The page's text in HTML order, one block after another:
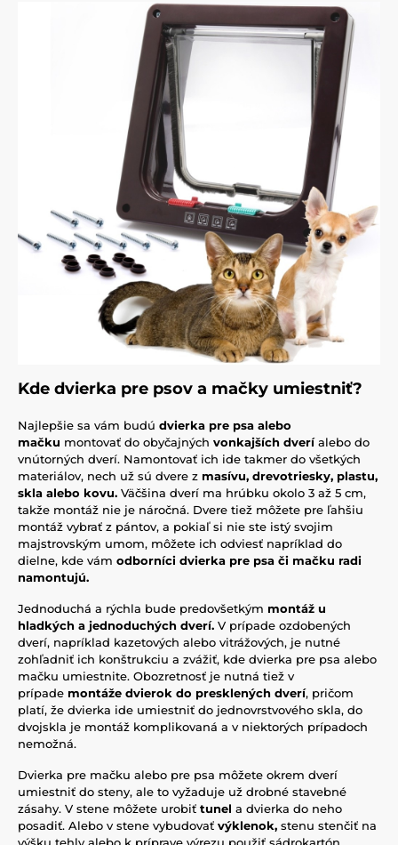
Kde dvierka pre psov a mačky umiestniť?
Najlepšie sa vám budú dvierka pre psa alebo
mačku montovať do obyčajných vonkajších dveríalebo do
vnútorných dverí. Namontovať ich ide takmer do všetkých
materiálov, nech už sú dvere z masívu, drevotriesky, plastu,
skla alebo kovu. Väčšina dverí ma hrúbku okolo 3 až 5 cm,
takže montáž nie je náročná. Dvere tiež môžete pre ľahšiu
montáž vybrať z pántov, a pokiaľ si nie ste istý svojim
majstrovským umom, môžete ich odviesť napríklad do
dielne, kde vám odborníci dvierka pre psa či mačku radi
namontujú.
Jednoduchá a rýchla bude predovšetkým montáž u
hladkých a jednoduchých dverí. V prípade ozdobených
dverí, napríklad kazetových alebo vitrážových, je nutné
zohľadniť ich konštrukciu a zvážiť, kde dvierka pre psa alebo
mačku umiestnite. Obozretnosť je nutná tiež v
prípade montáže dvierok do presklených dverí, pričom
platí, že dvierka ide umiestniť do jednovrstvového skla, do
dvojskla je montáž komplikovaná a v niektorých prípadoch
nemožná.
Dvierka pre mačku alebo pre psa môžete okrem dverí
umiestniť do steny, ale to vyžaduje už drobné stavebné
zásahy. V stene môžete urobiť tunel a dvierka do neho
posadiť. Alebo v stene vybudovať výklenok, stenu stenčiť na